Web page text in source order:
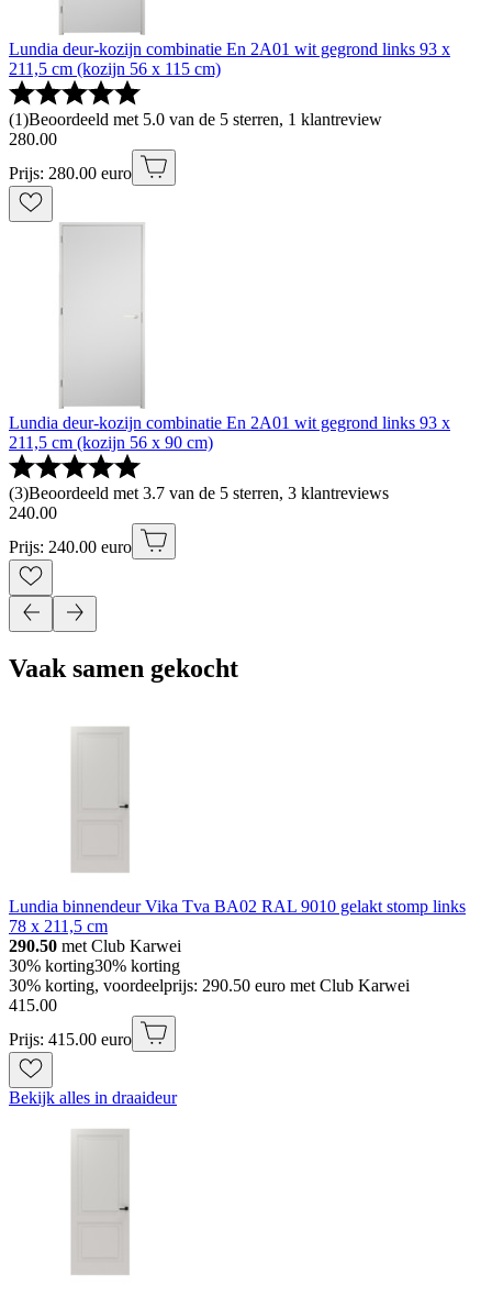
Lundia deur-kozijn combinatie En 2A01 wit gegrond links 93 x
211,5 cm (kozijn 56 x 115 cm)
(1)Beoordeeld met 5.0 van de 5 sterren, 1 klantreview
280.00
Prijs: 280.00 euro
Lundia deur-kozijn combinatie En 2A01 wit gegrond links 93 x
211,5 cm (kozijn 56 x 90 cm)
(3)Beoordeeld met 3.7 van de 5 sterren, 3 klantreviews
240.00
Prijs: 240.00 euro
Vaak samen gekocht
Lundia binnendeur Vika Tva BA02 RAL 9010 gelakt stomp links
78 x 211,5 cm
290.50 met Club Karwei
30% korting30% korting
30% korting, voordeelprijs: 290.50 euro met Club Karwei
415.00
Prijs: 415.00 euro
Bekijk alles in draaideur